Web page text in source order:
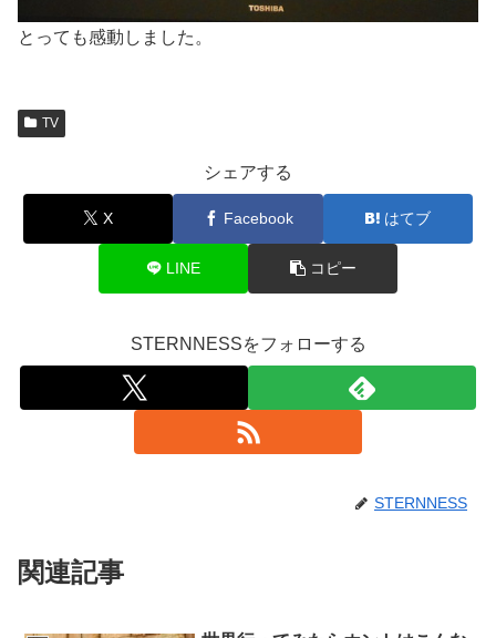
とっても感動しました。
TV
シェアする
X Facebook はてブ
LINE コピー
STERNNESSをフォローする
STERNNESS
関連記事